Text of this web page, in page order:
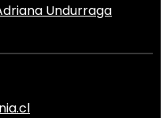
Undurraga